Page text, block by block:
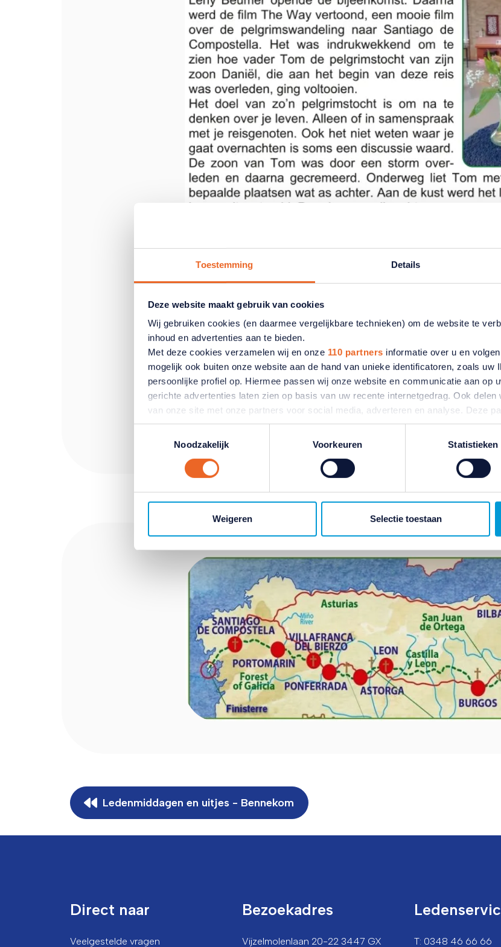
Toestemming Details
Deze website maakt gebruik van cookies
Wij gebruiken cookies (en daarmee vergelijkbare technieken) om de website te
inhoud en advertenties aan te bieden.
Met deze cookies verzamelen wij en onze 110 partners informatie over u en
mogelijk ook buiten onze website aan de hand van unieke identificatoren, zoals uw
persoonlijke profiel op. Hiermee passen wij onze website en communicatie aan op
gerichte advertenties laten zien op basis van uw recente internetgedrag. Ook
van onze site met onze partners voor social media, adverteren en analyse. Deze
combineren met andere informatie die u aan ze heeft verstrekt of die ze hebben
hun services. Verandert u later van gedachten? U kunt uw voorkeuren aanpassen
Lees hierover meer in ons
en cookiebeleid
Noodzakelijk
Voorkeuren Statistieken
Weigeren Selectie toestaan
Ledenmiddagen en uitjes - Bennekom
Direct naar
Veelgestelde vragen
Bezoekadres
Vijzelmolenlaan 20-22 3447 GX T: 0348 46 66 66